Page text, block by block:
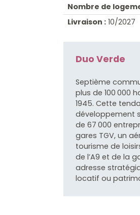
Nombre de
Livraison : 10/2027
Duo Verde
Septième
plus de 100 000
1945. Cette
développement
de 67 000
gares TGV, un
tourisme de
de l’A9 et de la
adresse
locatif ou